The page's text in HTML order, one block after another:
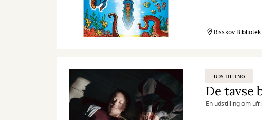
Risskov Bibliotek
UDSTILLING
De tavse
En udstilling om